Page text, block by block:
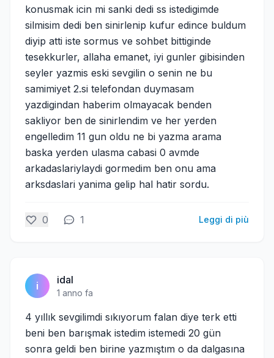
konusmak icin mi sanki dedi ss istedigimde
silmisim dedi ben sinirlenip kufur edince buldum
diyip atti iste sormus ve sohbet bittiginde
tesekkurler, allaha emanet, iyi gunler gibisinden
seyler yazmis eski sevgilin o senin ne bu
samimiyet 2.si telefondan duymasam
yazdigindan haberim olmayacak benden
sakliyor ben de sinirlendim ve her yerden
engelledim 11 gun oldu ne bi yazma arama
baska yerden ulasma cabasi 0 avmde
arkadaslariylaydi gormedim ben onu ama
arksdaslari yanima gelip hal hatir sordu.
0 1 Leggi di più
i idal
1 anno fa
4 yıllık sevgilimdi sıkıyorum falan diye terk etti
beni ben barışmak istedim istemedi 20 gün
sonra geldi ben birine yazmıştım o da dalgasına